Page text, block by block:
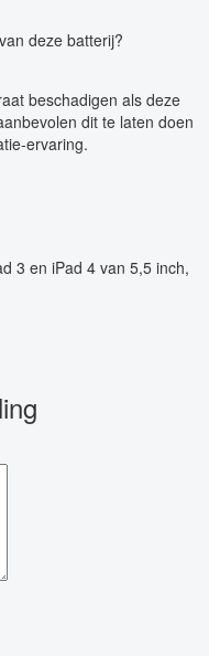
deze batterij?
beschadigen als deze
dit te laten doen
ervaring.
3 en iPad 4 van 5,5 inch,